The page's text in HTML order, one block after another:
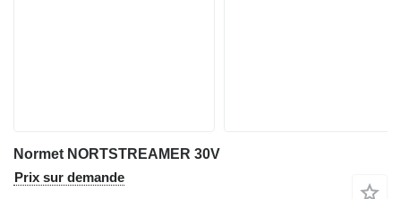
Normet NORTSTREAMER 30V
Prix sur demande